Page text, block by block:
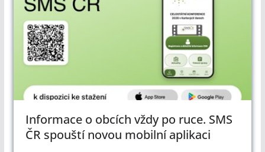
Informace o obcích vždy po ruce. SMS
ČR spouští novou mobilní aplikaci